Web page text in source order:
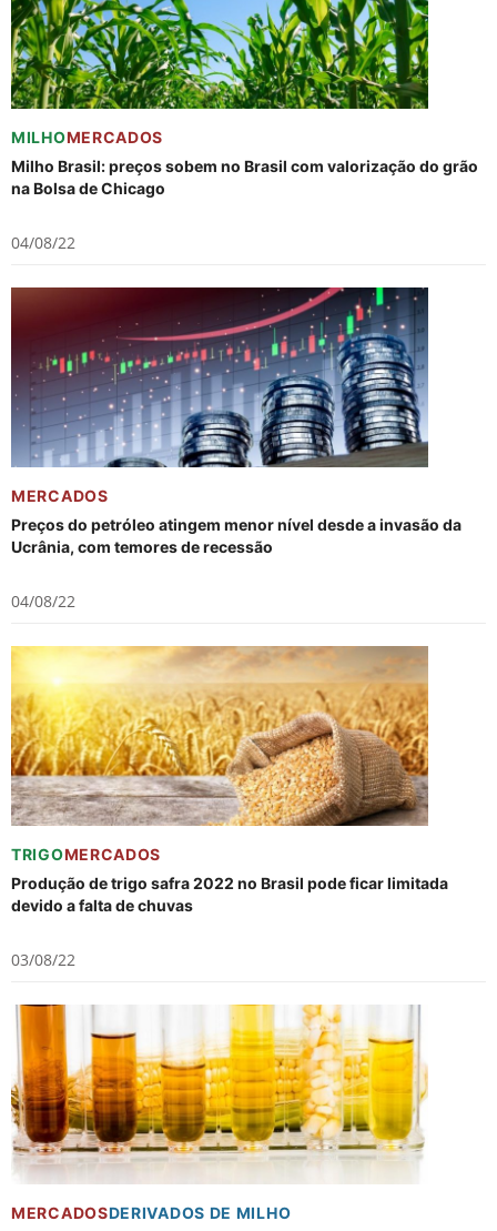
MILHOMERCADOS
Milho Brasil: preços sobem no Brasil com valorização do grão
na Bolsa de Chicago
04/08/22
MERCADOS
Preços do petróleo atingem menor nível desde a invasão da
Ucrânia, com temores de recessão
04/08/22
TRIGOMERCADOS
Produção de trigo safra 2022 no Brasil pode ficar limitada
devido a falta de chuvas
03/08/22
MERCADOSDERIVADOS DE MILHO